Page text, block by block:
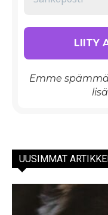
Emme
UUSIMMAT